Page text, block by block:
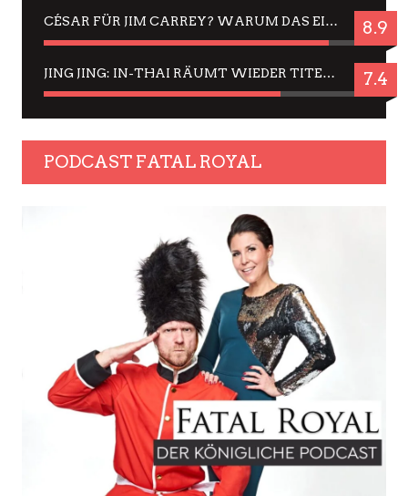
CÉSAR FÜR JIM CARREY? WARUM DAS EINER DER NERVIGSTEN ACTORS IST UND BLEIBT 8.9
JING JING: IN-THAI RÄUMT WIEDER TITEL AB – EIN ZWEI-STUNDEN-ERLEBNISBERICHT 7.4
PODCAST FATAL ROYAL